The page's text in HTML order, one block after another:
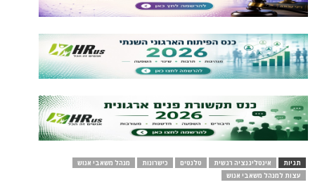
תגיות אינטליגנציה רגשית טלנטים כישרונות
מנהל משאבי אנוש
עצות למנהל משאבי אנוש